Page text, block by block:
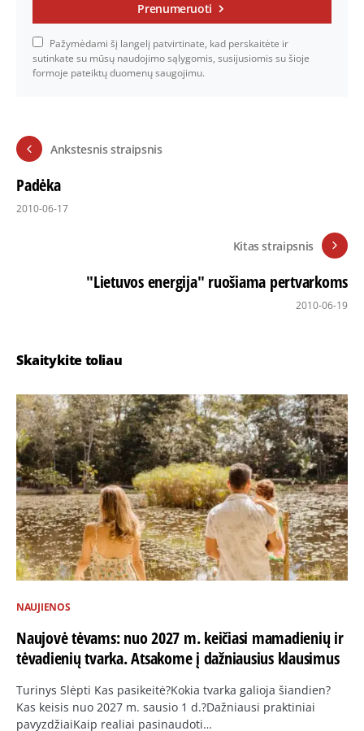
Prenumeruoti
Pažymėdami šį langelį patvirtinate, kad perskaitėte ir
sutinkate su mūsų naudojimo sąlygomis, susijusiomis su šioje
formoje pateiktų duomenų saugojimu.
Ankstesnis straipsnis
Padėka
2010-06-17
Kitas straipsnis
"Lietuvos energija" ruošiama pertvarkoms
2010-06-19
Skaitykite toliau
NAUJIENOS
Naujovė tėvams: nuo 2027 m. keičiasi mamadienių ir
tėvadienių tvarka. Atsakome į dažniausius klausimus
Turinys Slėpti Kas pasikeitė?Kokia tvarka galioja šiandien?
Kas keisis nuo 2027 m. sausio 1 d.?Dažniausi praktiniai
pavyzdžiaiKaip realiai pasinaudoti…